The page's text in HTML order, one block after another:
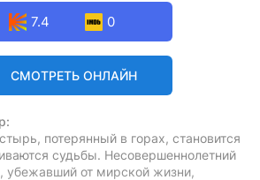
7.4 0
СМОТРЕТЬ ОНЛАЙН
потерянный в горах, становится
судьбы. Несовершеннолетний
убежавший от мирской жизни,